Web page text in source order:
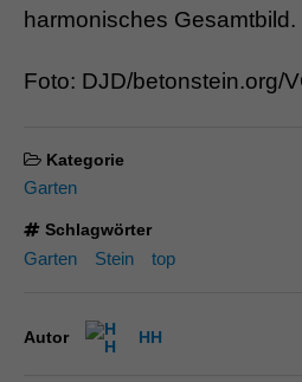
harmonisches Gesamtbild.
Foto: DJD/betonstein.org/
Kategorie
Garten
Schlagwörter
Garten Stein top
Autor HH